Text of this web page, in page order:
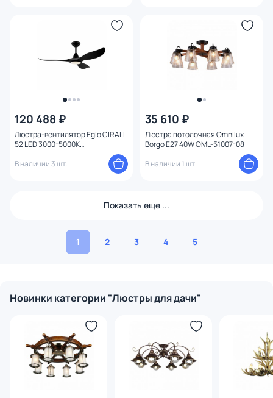
120 488 ₽
Люстра-вентилятор Eglo CIRALI
52 LED 3000-5000К
35008
В наличии 3 шт.
35 610 ₽
Люстра потолочная Omnilux
Borgo E27 40W OML-51007-08
В наличии 1 шт.
Показать еще ...
1 2 3 4 5
Новинки категории "Люстры для дачи"